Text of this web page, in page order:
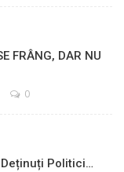
FRÂNG, DAR NU
0
Politici…